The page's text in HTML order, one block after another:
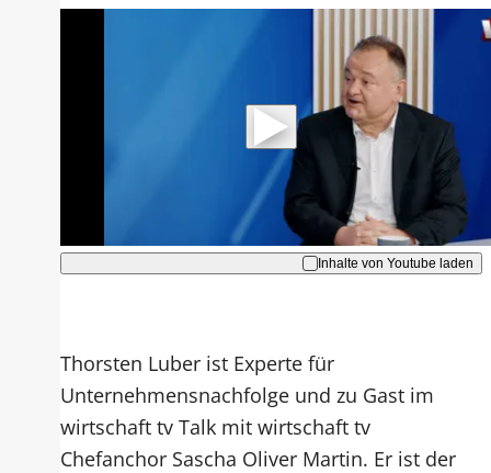
Mit der Wiedergabe dieses Videos
werden Daten an Youtube übertragen.
Hinweise dazu erhalten Sie in der
Datenschutzerklärung.
Akzeptieren
Inhalte von Youtube laden
Thorsten Luber ist Experte für
Unternehmensnachfolge und zu Gast im
wirtschaft tv Talk mit wirtschaft tv
Chefanchor Sascha Oliver Martin. Er ist der